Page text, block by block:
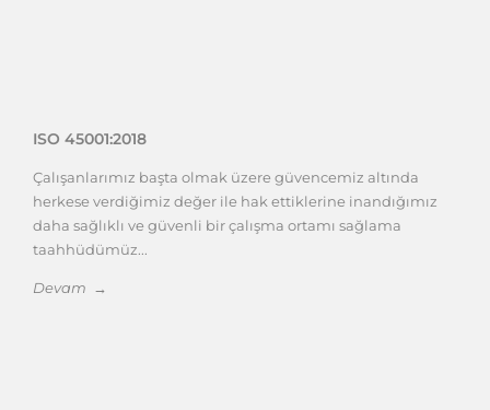
ISO 45001:2018
Çalışanlarımız başta olmak üzere güvencemiz altında
herkese verdiğimiz değer ile hak ettiklerine inandığımız
daha sağlıklı ve güvenli bir çalışma ortamı sağlama
taahhüdümüz...
Devam →